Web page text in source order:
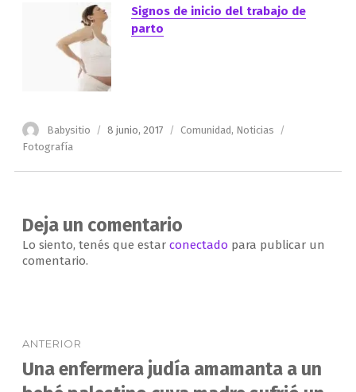
Signos de inicio del trabajo de
parto
Autor
Babysitio
Publicado
8 junio, 2017 Categorías
Comunidad, Noticias
Fotografía
Deja un comentario
Lo siento, tenés que estar conectado para publicar un
comentario.
de
ANTERIOR
Entrada
Una enfermera judía amamanta a un